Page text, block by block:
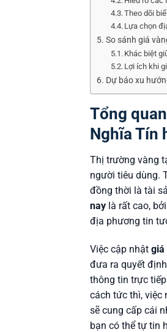
Theo dõi
Lựa chọn
So sánh giá
Khác biệt
Lợi ích khi
Dự báo xu
Tổng
Nghĩa Tín
Thị trường vàng
người tiêu dùng.
đồng thời là tài
nay là rất cao,
địa phương tin
Việc cập nhật giá
đưa ra quyết
thông tin trực
cách tức thì, việc
sẽ cung cấp cái
bạn có thể tự tin